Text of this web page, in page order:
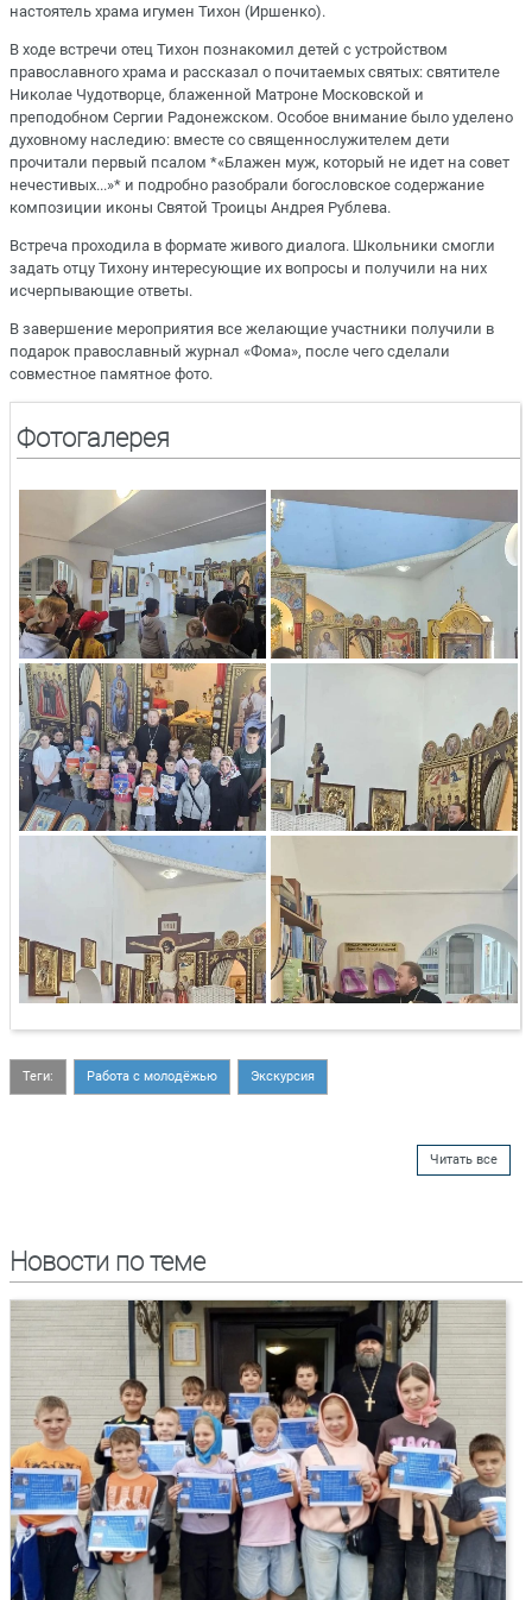
настоятель храма игумен Тихон (Иршенко).
В ходе встречи отец Тихон познакомил детей с устройством
православного храма и рассказал о почитаемых святых: святителе
Николае Чудотворце, блаженной Матроне Московской и
преподобном Сергии Радонежском. Особое внимание было уделено
духовному наследию: вместе со священнослужителем дети
прочитали первый псалом *«Блажен муж, который не идет на совет
нечестивых...»* и подробно разобрали богословское содержание
композиции иконы Святой Троицы Андрея Рублева.
Встреча проходила в формате живого диалога. Школьники смогли
задать отцу Тихону интересующие их вопросы и получили на них
исчерпывающие ответы.
В завершение мероприятия все желающие участники получили в
подарок православный журнал «Фома», после чего сделали
совместное памятное фото.
Фотогалерея
Теги: Работа с молодёжью Экскурсия
Читать все
Новости по теме